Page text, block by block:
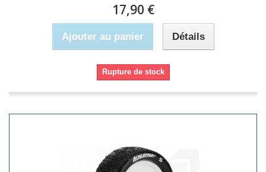
17,90 €
Ajouter au panier Détails
Rupture de stock